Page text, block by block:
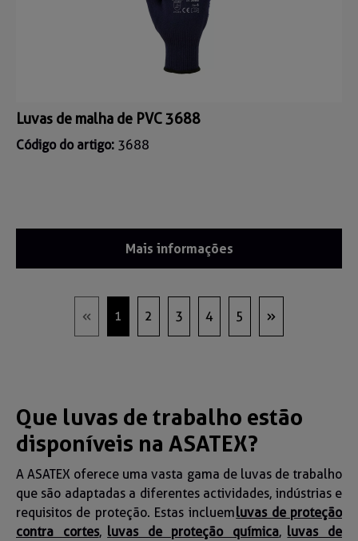
Luvas de malha de PVC 3688
Código do artigo: 3688
Mais informações
1 2 3 4 5
Que luvas de trabalho estão
disponíveis na ASATEX?
A ASATEX oferece uma vasta gama de luvas de trabalho
que são adaptadas a diferentes actividades, indústrias e
requisitos de proteção. Estas incluemluvas de proteção
contra cortes, luvas de proteção química, luvas de